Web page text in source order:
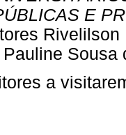
E
Sousa
a